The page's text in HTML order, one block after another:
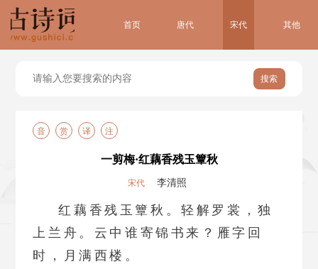
首页 唐代 宋代 其他
搜索
音 赏 译 注
一剪梅·红藕香残玉簟秋
宋代 李清照
红藕香残玉簟秋。轻解罗裳，独
上兰舟。云中谁寄锦书来？雁字回
时，月满西楼。